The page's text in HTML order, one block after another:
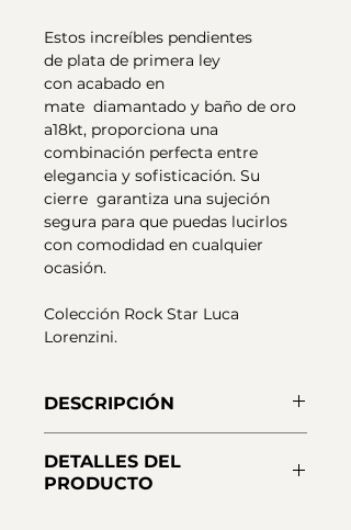
Estos increíbles pendientes
de plata de primera ley
con acabado en
mate diamantado y baño de oro
a18kt, proporciona una
combinación perfecta entre
elegancia y sofisticación. Su
cierre garantiza una sujeción
segura para que puedas lucirlos
con comodidad en cualquier
ocasión.
Colección Rock Star Luca
Lorenzini.
DESCRIPCIÓN
oro 18 kt y proteccion nano
barnizado acabado
DETALLES DEL
PRODUCTO